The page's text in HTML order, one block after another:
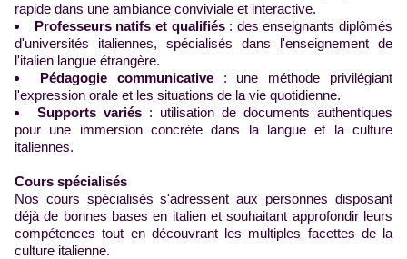
rapide dans une ambiance conviviale et interactive.
Professeurs natifs et qualifiés: des enseignants diplômés
d'universités italiennes, spécialisés dans l'enseignement de
l'italien langue étrangère.
Pédagogie communicative: une méthode privilégiant
l'expression orale et les situations de la vie quotidienne.
Supports variés : utilisation de documents authentiques
pour une immersion concrète dans la langue et la culture
italiennes.
Cours spécialisés
Nos cours spécialisés s'adressent aux personnes disposant
déjà de bonnes bases en italien et souhaitant approfondir leurs
compétences tout en découvrant les multiples facettes de la
culture italienne.